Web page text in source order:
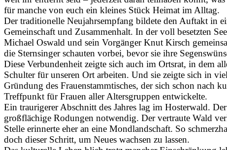
für manche von euch ein kleines Stück Heimat im Alltag.
Der traditionelle Neujahrsempfang bildete den Auftakt in
Gemeinschaft und Zusammenhalt. In der voll besetzten
Michael Oswald und sein Vorgänger Knut Kirsch
die Sternsinger schauten vorbei, bevor sie ihre
Diese Verbundenheit zeigte sich auch im Ortsrat, in dem
Schulter für unseren Ort arbeiten. Und sie zeigte sich in
Gründung des Frauenstammtisches, der sich schon nach
Treffpunkt für Frauen aller Altersgruppen entwickelte.
Ein traurigerer Abschnitt des Jahres lag im Hosterwald.
großflächige Rodungen notwendig. Der vertraute Wald
Stelle erinnerte eher an eine Mondlandschaft. So
doch dieser Schritt, um Neues wachsen zu lassen.